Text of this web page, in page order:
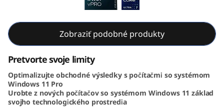
2
n
Zobraziť podobné produkty
Pretvorte svoje limity
Optimalizujte obchodné výsledky s počítačmi so systémom
Windows 11 Pro
Urobte z nových počítačov so systémom Windows 11 základ
svojho technologického prostredia